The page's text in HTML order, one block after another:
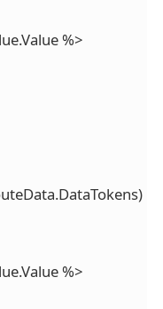
%>
%>